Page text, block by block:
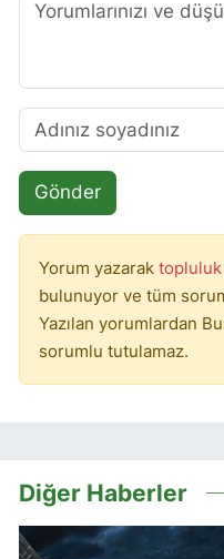
Gönder
Yorum yazarak topluluk
bulunuyor ve tüm
Yazılan yorumlardan
sorumlu tutulamaz.
Diğer Haberler